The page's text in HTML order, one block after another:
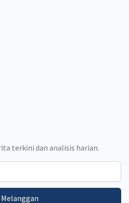
terkini dan analisis harian.
Melanggan